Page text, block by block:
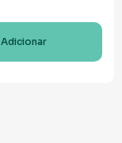
Adicionar